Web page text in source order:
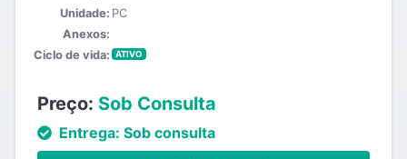
Unidade: PC
Anexos:
Ciclo de vida:
ATIVO
Preço: Sob Consulta
Entrega: Sob consulta